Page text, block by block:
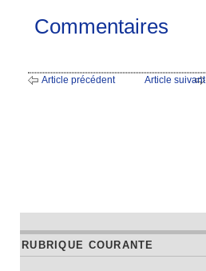
Commentaires
Article précédent Article suivant
RUBRIQUE COURANTE